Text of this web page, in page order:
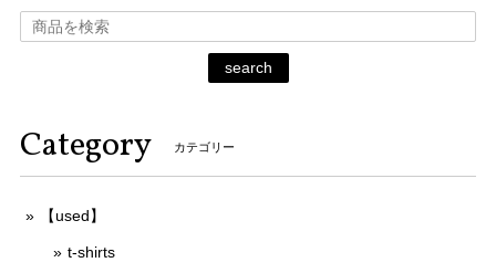
search
Category カテゴリー
【used】
t-shirts